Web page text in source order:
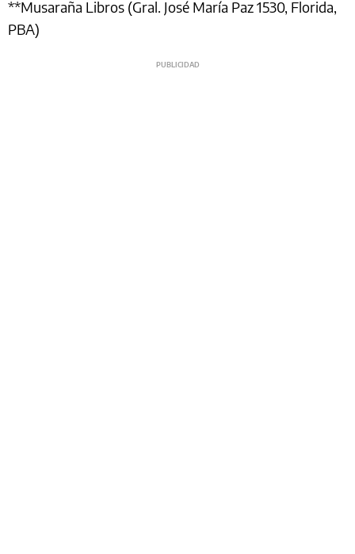
**Musaraña Libros (Gral. José María Paz 1530, Florida,
PBA)